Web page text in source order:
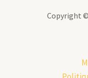
Copyright ©